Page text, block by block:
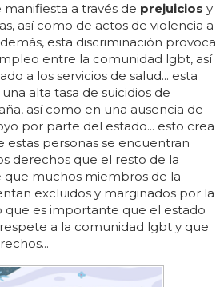
manifiesta a través de prejuicios y
así como de actos de violencia a
esta discriminación provoca
entre la comunidad lgbt, así
a los servicios de salud... esta
alta tasa de suicidios de
así como en una ausencia de
por parte del estado... esto crea
personas se encuentran
derechos que el resto de la
que muchos miembros de la
excluidos y marginados por la
que es importante que el estado
a la comunidad lgbt y que